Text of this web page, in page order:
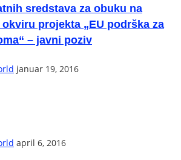
sredstava za obuku na
projekta „EU podrška za
– javni poziv
januar 19, 2016
april 6, 2016